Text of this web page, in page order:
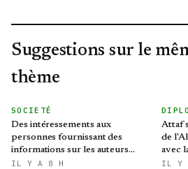
Suggestions sur le
thème
SOCIETÉ
Des intéressements aux
personnes fournissant des
informations sur les auteurs
d’infractions liées aux stupéfiants
IL Y A 8 H
Attaf
de
avec
IL Y